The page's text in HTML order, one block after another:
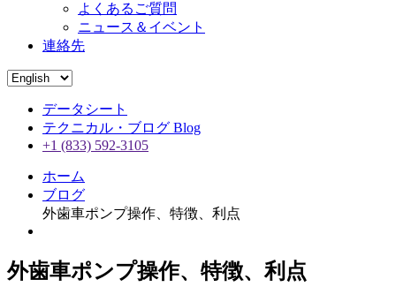
よくあるご質問
ニュース＆イベント
連絡先
データシート
テクニカル・ブログ Blog
+1 (833) 592-3105
ホーム
ブログ
外歯車ポンプ操作、特徴、利点
外歯車ポンプ操作、特徴、利点